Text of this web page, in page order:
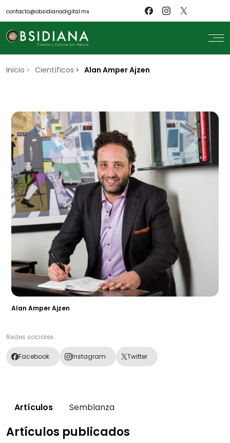
contacto@obsidianadigital.mx
search
Científicos
Blog
Biblioteca
Museo
Inicio Científicos Alan Amper Ajzen
Alan Amper Ajzen
Redes sociales
Facebook Instagram Twitter
Artículos Semblanza
Artículos publicados